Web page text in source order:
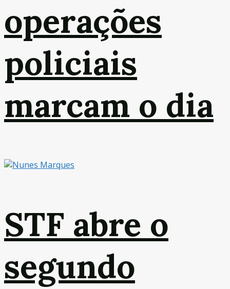
operações
policiais
marcam o dia
STF abre o
segundo